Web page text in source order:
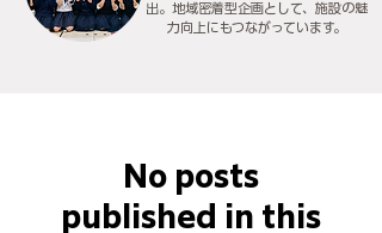
出。地域密着型企画として、施設の魅
力向上にもつながっています。
No posts
published in this